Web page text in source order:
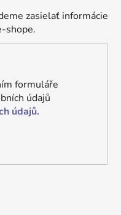
zasielať informácie
shope.
formuláře
údajů
údajů.